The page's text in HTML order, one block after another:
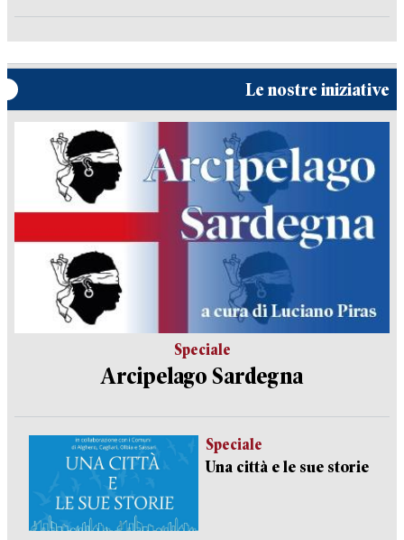
Le nostre iniziative
Speciale
Arcipelago Sardegna
Speciale
Una città e le sue storie